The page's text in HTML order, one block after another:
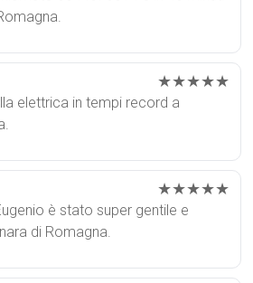
★★★★★
elettrica in tempi record a
★★★★★
è stato super gentile e
di Romagna.